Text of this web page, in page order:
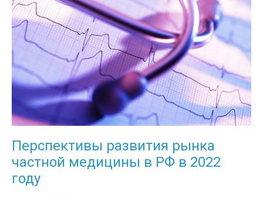
Перспективы развития рынка
частной медицины в РФ в 2022
году